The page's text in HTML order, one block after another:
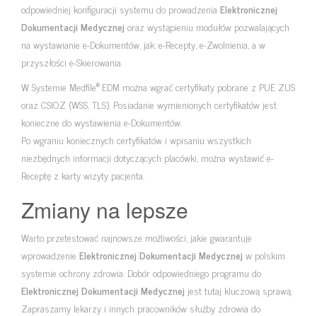
odpowiedniej konfiguracji systemu do prowadzenia Elektronicznej
Dokumentacji Medycznej oraz wystąpieniu modułów pozwalających
na wystawianie e-Dokumentów, jak: e-Recepty, e-Zwolnienia, a w
przyszłości e-Skierowania.
W Systemie Medfile® EDM można wgrać certyfikaty pobrane z PUE ZUS
oraz CSIOZ (WSS, TLS). Posiadanie wymienionych certyfikatów jest
konieczne do wystawienia e-Dokumentów.
Po wgraniu koniecznych certyfikatów i wpisaniu wszystkich
niezbędnych informacji dotyczących placówki, można wystawić e-
Receptę z karty wizyty pacjenta.
Zmiany na lepsze
Warto przetestować najnowsze możliwości, jakie gwarantuje
wprowadzenie Elektronicznej Dokumentacji Medycznej w polskim
systemie ochrony zdrowia. Dobór odpowiedniego programu do
Elektronicznej Dokumentacji Medycznej jest tutaj kluczową sprawą.
Zapraszamy lekarzy i innych pracowników służby zdrowia do